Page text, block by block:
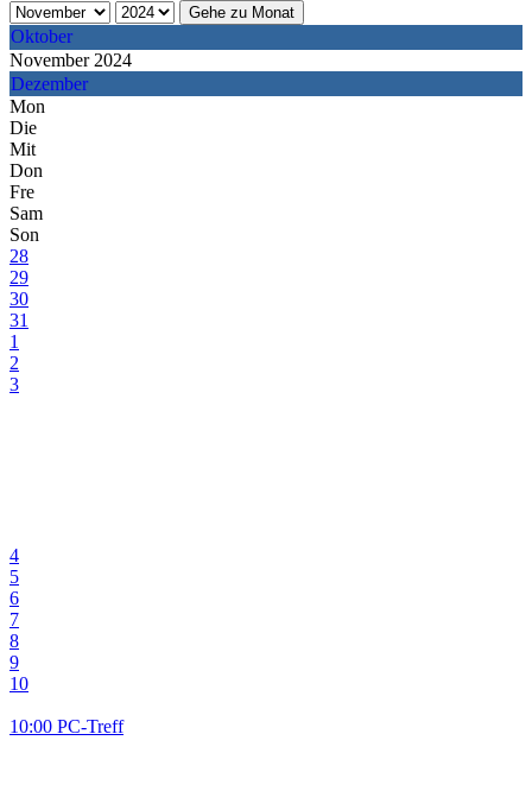
Gehe zu Monat
Oktober
November 2024
Dezember
Mon
Die
Mit
Don
Fre
Sam
Son
28
29
30
31
1
2
3
4
5
6
7
8
9
10
10:00 PC-Treff